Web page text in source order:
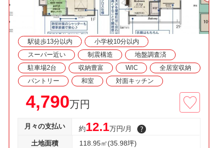
駅徒歩13分以内
小学校10分以内
スーパー近い
制震構造
地盤調査済
駐車場2台
収納豊富 WIC
全居室収納
パントリー
和室 対面キッチン
4,790万円
月々の支払い 約12.1万円/月
土地面積 118.95㎡(35.98坪)